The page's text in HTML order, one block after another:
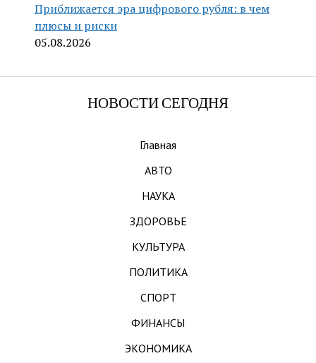
Приближается эра цифрового рубля: в чем
плюсы и риски
05.08.2026
НОВОСТИ СЕГОДНЯ
Главная
АВТО
НАУКА
ЗДОРОВЬЕ
КУЛЬТУРА
ПОЛИТИКА
СПОРТ
ФИНАНСЫ
ЭКОНОМИКА